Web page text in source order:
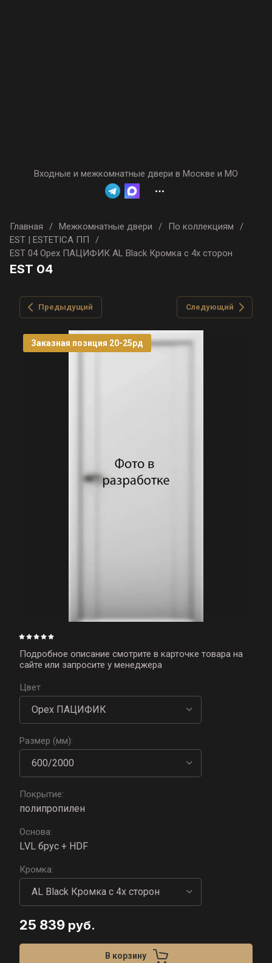
Входные и межкомнатные двери в Москве и МО
Главная / Межкомнатные двери / По коллекциям
/
EST | ESTETICA ПП
/
EST 04 Орех ПАЦИФИК AL Black Кромка с 4х сторон
EST 04
Предыдущий Следующий
Заказная позиция 20-25рд
Подробное описание смотрите в карточке товара на
сайте или запросите у менеджера
Цвет
Размер (мм):
Покрытие:
полипропилен
Основа:
LVL брус + HDF
Кромка:
25 839 руб.
В корзину